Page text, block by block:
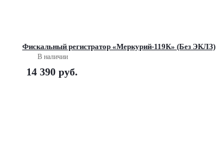
Фискальный регистратор «Меркурий-119К» (Без ЭКЛЗ)
В наличии
14 390 руб.